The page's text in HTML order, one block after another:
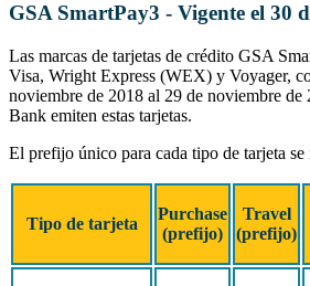
GSA SmartPay3 - Vigente el 30
Las marcas de tarjetas de crédito GSA
Visa, Wright Express (WEX) y Voyager,
noviembre de 2018 al 29 de noviembre
Bank emiten estas tarjetas.
El prefijo único para cada tipo de tarjeta
Prefijo único para cada tipo de tarjeta
Tipo de tarjeta
Purchase
(prefijo)
Travel
(prefijo)